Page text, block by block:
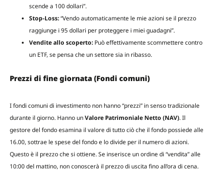
scende a 100 dollari”.
Stop-Loss:“Vendo automaticamente le mie azioni se il prezzo
raggiunge i 95 dollari per proteggere i miei guadagni”.
Vendite allo scoperto: Può effettivamente scommettere contro
un ETF, se pensa che un settore sia in ribasso.
Prezzi di fine giornata (Fondi comuni)
I fondi comuni di investimento non hanno “prezzi” in senso tradizionale
durante il giorno. Hanno unValore Patrimoniale Netto (NAV). Il
gestore del fondo esamina il valore di tutto ciò che il fondo possiede alle
16.00, sottrae le spese del fondo e lo divide per il numero di azioni.
Questo è il prezzo che si ottiene. Se inserisce un ordine di “vendita” alle
10:00 del mattino, non conoscerà il prezzo di uscita fino all’ora di cena.